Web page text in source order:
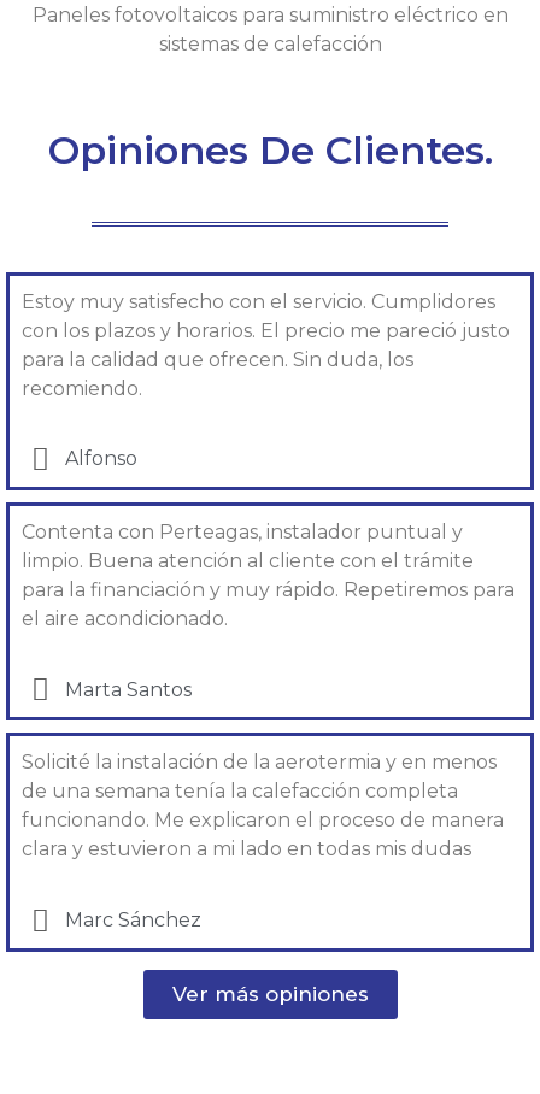
Paneles fotovoltaicos para suministro eléctrico en
sistemas de calefacción
Opiniones De Clientes.
Estoy muy satisfecho con el servicio. Cumplidores
con los plazos y horarios. El precio me pareció justo
para la calidad que ofrecen. Sin duda, los
recomiendo.
Alfonso
Contenta con Perteagas, instalador puntual y
limpio. Buena atención al cliente con el trámite
para la financiación y muy rápido. Repetiremos para
el aire acondicionado.
Marta Santos
Solicité la instalación de la aerotermia y en menos
de una semana tenía la calefacción completa
funcionando. Me explicaron el proceso de manera
clara y estuvieron a mi lado en todas mis dudas
Marc Sánchez
Ver más opiniones